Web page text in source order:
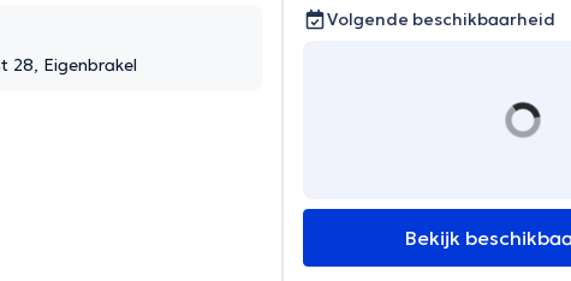
28, Eigenbrakel
Volgende beschikbaarheid
Bekijk